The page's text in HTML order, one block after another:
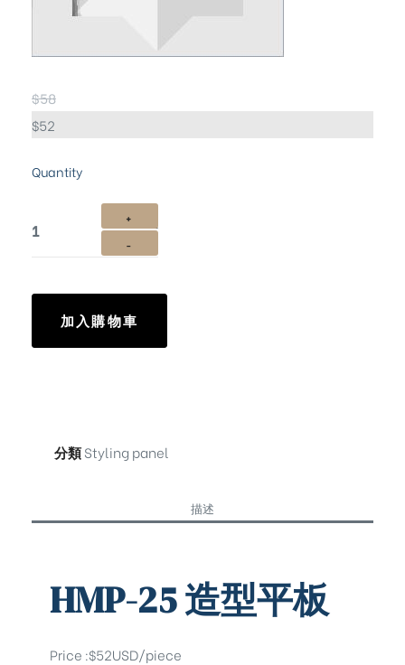
$58
$52
Quantity
加入購物車
分類Styling panel
描述
HMP-25 造型平板
Price :$52USD/piece